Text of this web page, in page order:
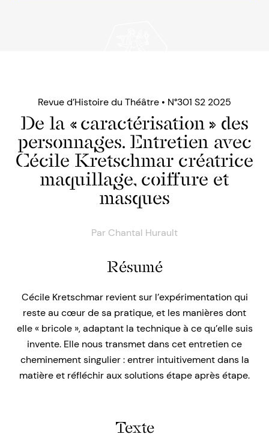
Revue d’Histoire du Théâtre • N°301 S2 2025
De la « caractérisation » des
personnages. Entretien avec
Cécile Kretschmar créatrice
maquillage, coiffure et
masques
Par Chantal Hurault
Résumé
Cécile Kretschmar revient sur l’expérimentation qui
reste au cœur de sa pratique, et les manières dont
elle « bricole », adaptant la technique à ce qu’elle suis
invente. Elle nous transmet dans cet entretien ce
cheminement singulier : entrer intuitivement dans la
matière et réfléchir aux solutions étape après étape.
Texte